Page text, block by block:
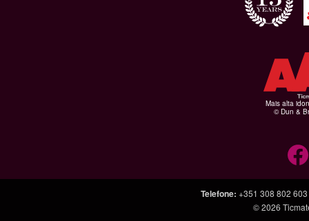
Mais alta
© Dun &
Telefone: +351 308 802 603
© 2026